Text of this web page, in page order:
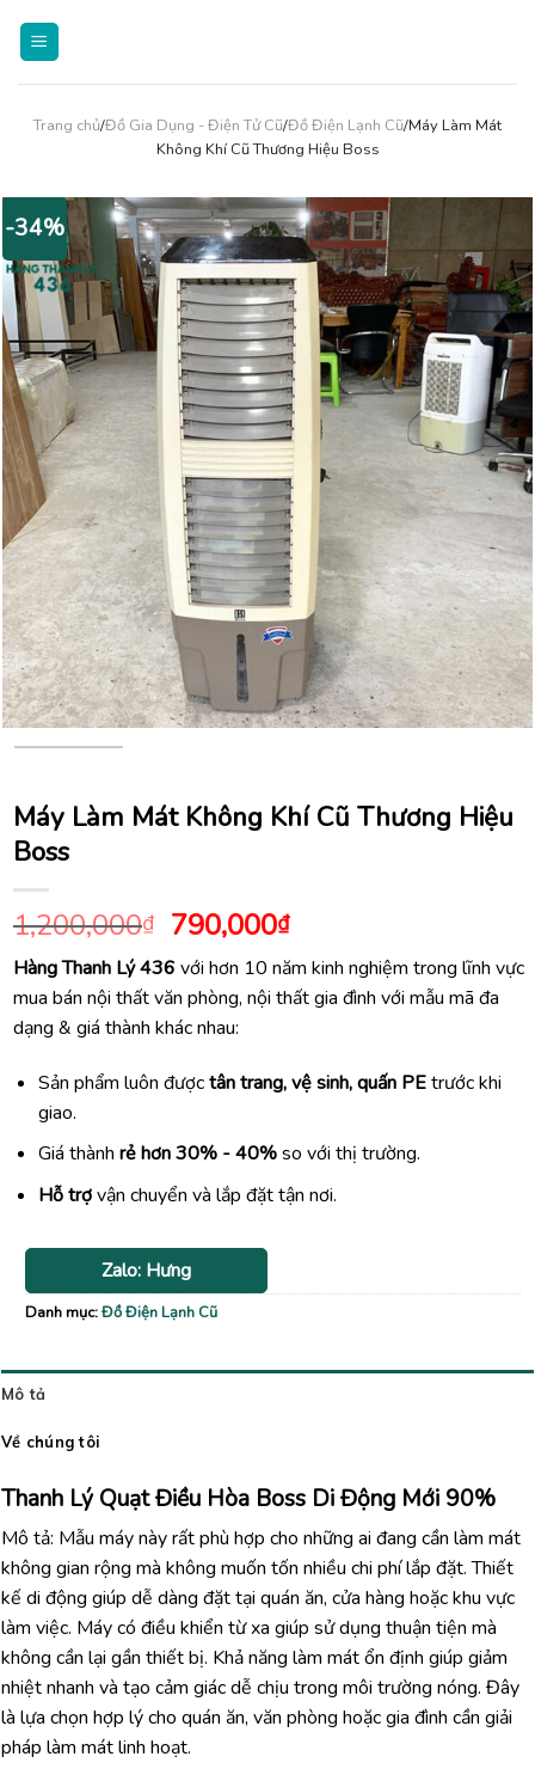
Trang chủ/Đồ Gia Dụng - Điện Tử Cũ/Đồ Điện Lạnh Cũ/Máy Làm Mát
Không Khí Cũ Thương Hiệu Boss
-34%
Máy Làm Mát Không Khí Cũ Thương Hiệu
Boss
1,200,000₫ Giá
gốc
là:
1,200,000₫.
790,000₫Giá
hiện
tại
là:
Hàng Thanh Lý 436 với hơn 10 năm kinh nghiệm trong lĩnh vực
mua bán nội thất văn phòng, nội thất gia đình với mẫu mã đa
dạng & giá thành khác nhau:
Sản phẩm luôn đượctân trang, vệ sinh, quấn PEtrước khi
giao.
Giá thành rẻ hơn 30% - 40%so với thị trường.
Hỗ trợvận chuyển và lắp đặt tận nơi.
Zalo: Hưng
Danh mục:Đồ Điện Lạnh Cũ
Mô tả
Về chúng tôi
Thanh Lý Quạt Điều Hòa Boss Di Động Mới 90%
Mô tả: Mẫu máy này rất phù hợp cho những ai đang cần làm mát
không gian rộng mà không muốn tốn nhiều chi phí lắp đặt. Thiết
kế di động giúp dễ dàng đặt tại quán ăn, cửa hàng hoặc khu vực
làm việc. Máy có điều khiển từ xa giúp sử dụng thuận tiện mà
không cần lại gần thiết bị. Khả năng làm mát ổn định giúp giảm
nhiệt nhanh và tạo cảm giác dễ chịu trong môi trường nóng. Đây
là lựa chọn hợp lý cho quán ăn, văn phòng hoặc gia đình cần giải
pháp làm mát linh hoạt.